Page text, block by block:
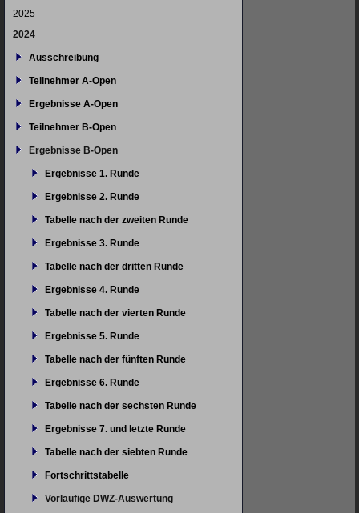
2025
2024
Ausschreibung
Teilnehmer A-Open
Ergebnisse A-Open
Teilnehmer B-Open
Ergebnisse B-Open
Ergebnisse 1. Runde
Ergebnisse 2. Runde
Tabelle nach der zweiten Runde
Ergebnisse 3. Runde
Tabelle nach der dritten Runde
Ergebnisse 4. Runde
Tabelle nach der vierten Runde
Ergebnisse 5. Runde
Tabelle nach der fünften Runde
Ergebnisse 6. Runde
Tabelle nach der sechsten Runde
Ergebnisse 7. und letzte Runde
Tabelle nach der siebten Runde
Fortschrittstabelle
Vorläufige DWZ-Auswertung